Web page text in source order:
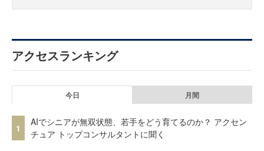
アクセスランキング
今日 月間
1
AIでシニアが無双状態、若手をどう育てるのか？ アクセン
チュア トップコンサルタントに聞く